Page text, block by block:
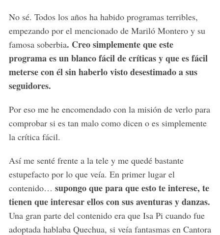
No sé. Todos los años ha habido programas terribles,
empezando por el mencionado de Mariló Montero y su
famosa soberbia. Creo simplemente que este
programa es un blanco fácil de críticas y que es fácil
meterse con él sin haberlo visto desestimado a sus
seguidores.
Por eso me he encomendado con la misión de verlo para
comprobar si es tan malo como dicen o es simplemente
la crítica fácil.
Así me senté frente a la tele y me quedé bastante
estupefacto por lo que veía. En primer lugar el
contenido… supongo que para que esto te interese, te
tienen que interesar ellos con sus aventuras y danzas.
Una gran parte del contenido era que Isa Pi cuando fue
adoptada hablaba Quechua, si veía fantasmas en Cantora